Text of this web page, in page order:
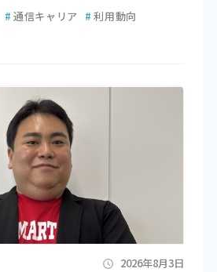
# 通信キャリア # 利用動向
2026年8月3日